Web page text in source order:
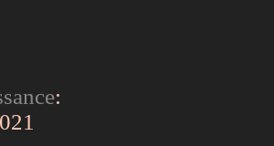
: